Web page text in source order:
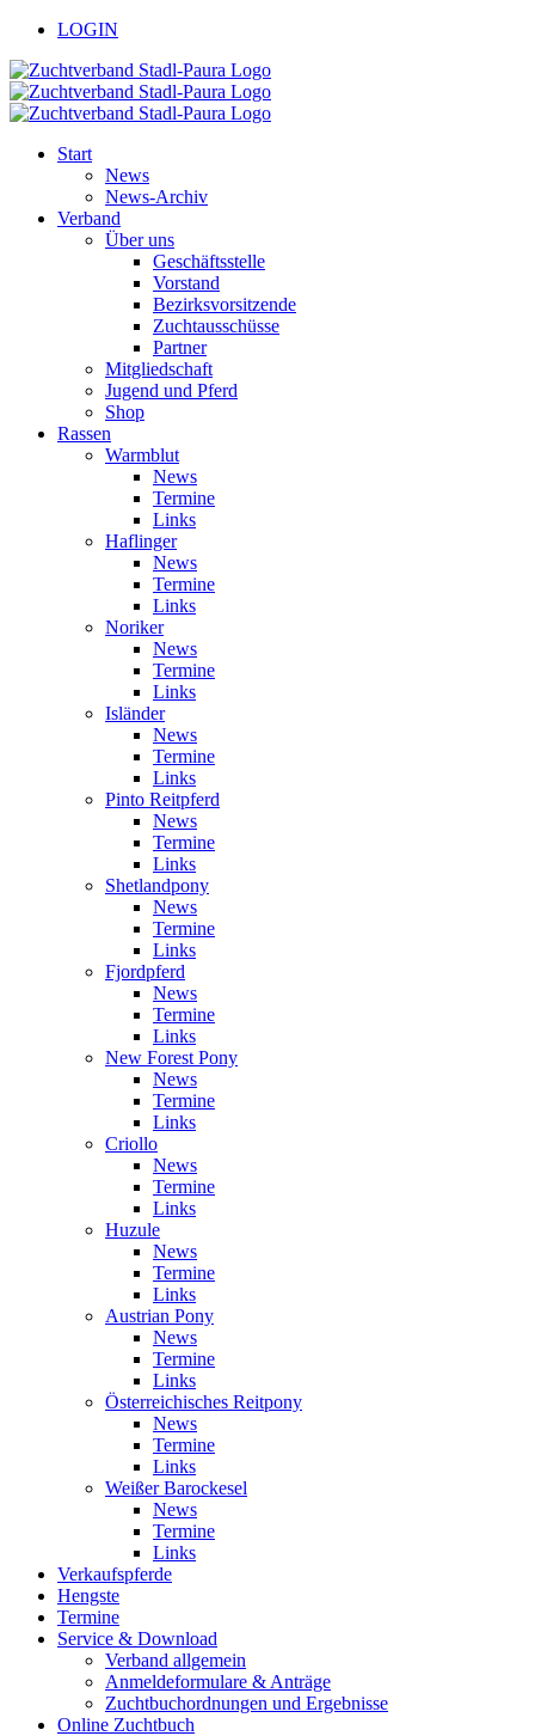
Zum
springen
facebook
youtubeLOGIN
Start
News
News-Archiv
Verband
Über uns
Geschäftsstelle
Vorstand
Bezirksvorsitzende
Zuchtausschüsse
Partner
Mitgliedschaft
Jugend und Pferd
Shop
Rassen
Warmblut
News
Termine
Links
Haflinger
News
Termine
Links
Noriker
News
Termine
Links
Isländer
News
Termine
Links
Pinto Reitpferd
News
Termine
Links
Shetlandpony
News
Termine
Links
Fjordpferd
News
Termine
Links
New Forest Pony
News
Termine
Links
Criollo
News
Termine
Links
Huzule
News
Termine
Links
Austrian Pony
News
Termine
Links
Österreichisches Reitpony
News
Termine
Links
Weißer Barockesel
News
Termine
Links
Verkaufspferde
Hengste
Termine
Service & Download
Verband allgemein
Anmeldeformulare & Anträge
Zuchtbuchordnungen und Ergebnisse
Online Zuchtbuch